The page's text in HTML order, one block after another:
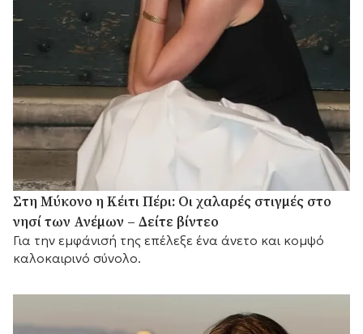
Στη Μύκονο η Κέιτι Πέρι: Οι χαλαρές στιγμές στο
νησί των Ανέμων – Δείτε βίντεο
Για την εμφάνισή της επέλεξε ένα άνετο και κομψό
καλοκαιρινό σύνολο.